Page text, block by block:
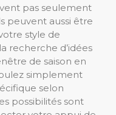
pas seulement
peuvent aussi être
style de
recherche d’idées
de saison en
simplement
selon
possibilités sont